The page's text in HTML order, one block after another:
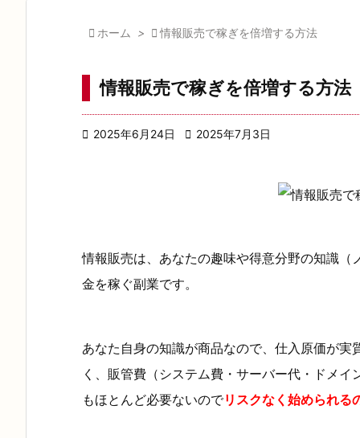
 ホーム >  情報販売で稼ぎを倍増する方法
情報販売で稼ぎを倍増する方法
 2025年6月24日  2025年7月3日
情報販売は、あなたの趣味や得意分野の知識
金を稼ぐ副業です。
あなた自身の知識が商品なので、仕入原価が実
く、 販管費（システム費・サーバー代・ドメイ
もほとんど必要ないのでリスクなく始められる